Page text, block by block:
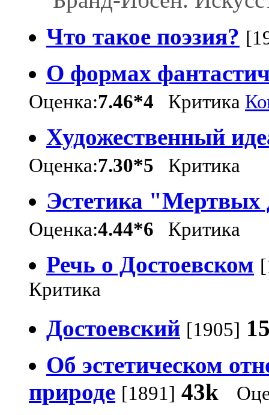
Что такое поэзия?
О формах
Оценка:7.46*4 Критика
Художественный
Оценка:7.30*5 Критика
Эстетика "Мертвых
Оценка:4.44*6 Критика
Речь о Достоевском
Критика
Достоевский [1905]
Об эстетическом
природе [1891] 43k